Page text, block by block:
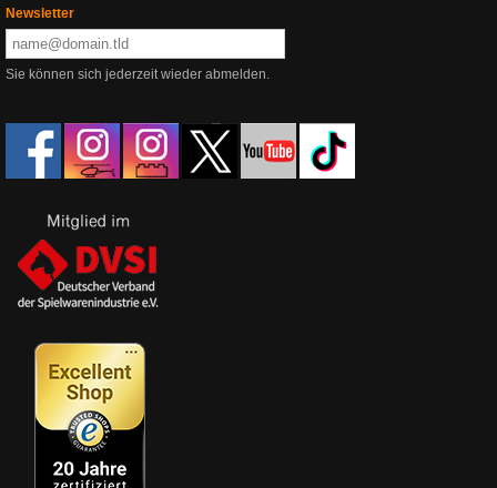
Newsletter
Sie können sich jederzeit wieder abmelden.